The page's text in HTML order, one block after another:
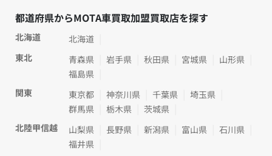
都道府県からMOTA車買取加盟買取店を探す
北海道
北海道
東北
青森県 岩手県 秋田県 宮城県
山形県
福島県
関東
東京都 神奈川県 千葉県
埼玉県
群馬県
栃木県
茨城県
北陸甲信越
山梨県 長野県 新潟県 富山県
石川県
福井県